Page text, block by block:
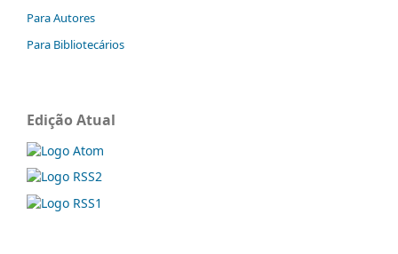
Para Autores
Para Bibliotecários
Edição Atual